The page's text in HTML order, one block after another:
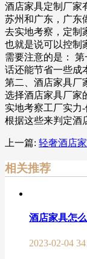
酒店家具定制厂家
苏州和广东，广东
去实地考察，定制
也就是说可以控制
需要注意的是：
话还能节省一些成
第二、酒店家具厂
选择酒店家具厂家
实地考察工厂实力-
根据这些来判定酒
上一篇: 轻奢酒店
相关推荐
酒店家具怎
2023-02-04